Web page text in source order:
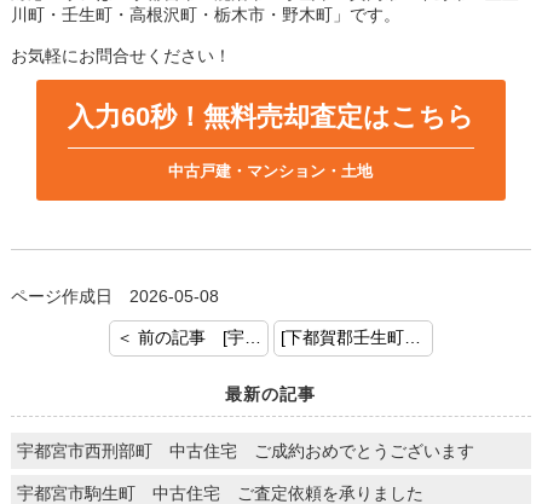
川町・壬生町・高根沢町・栃木市・野木町」です。
お気軽にお問合せください！
入力60秒！無料売却査定はこちら
中古戸建・マンション・土地
ページ作成日 2026-05-08
＜ 前の記事 [宇都宮市睦町 中古マンション ご成約おめでとうございます] [下都賀郡壬生町 中古戸建 ご査定依頼を承りました。] 次の記事 ＞
最新の記事
宇都宮市西刑部町 中古住宅 ご成約おめでとうございます
宇都宮市駒生町 中古住宅 ご査定依頼を承りました